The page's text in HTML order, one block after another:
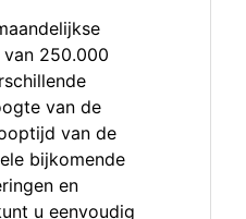
250.000
van de
van de
bijkomende
en
u eenvoudig